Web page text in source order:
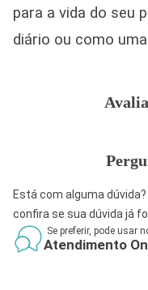
para a vida do seu
diário ou como
Está com alguma
confira se sua dúvida já
Se preferir, pode usar
Atendimento